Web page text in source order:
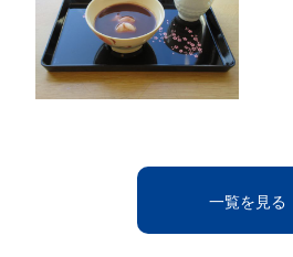
一覧を見る